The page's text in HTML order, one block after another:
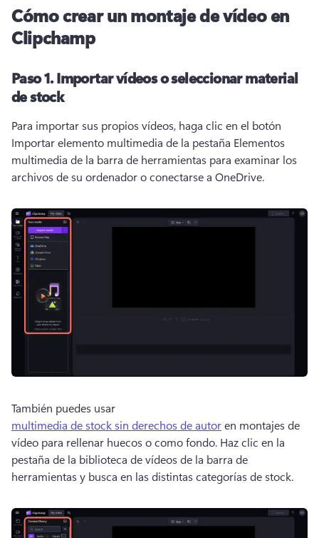
Cómo crear un montaje de vídeo en
Clipchamp
Paso 1.Importar vídeos o seleccionar material
de stock
Para importar sus propios vídeos, haga clic en el botón
Importar elemento multimedia de la pestaña Elementos
multimedia de la barra de herramientas para examinar los
archivos de su ordenador o conectarse a OneDrive.
También puedes usar
multimedia de stock sin derechos de autor en montajes de
vídeo para rellenar huecos o como fondo. Haz clic en la
pestaña de la biblioteca de vídeos de la barra de
herramientas y busca en las distintas categorías de stock.